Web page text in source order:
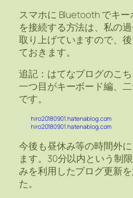
スマホに Bluetooth でキ
を接続する方法は、私の
取り上げていますので、
ておきます。
追記：はてなブログのこち
一つ目がキーボード編、
です。
hiro20180901.hatenablog.com
hiro20180901.hatenablog.com
今後も昼休み等の時間外
ます。30分以内という制
みを利用したブログ更新
た。